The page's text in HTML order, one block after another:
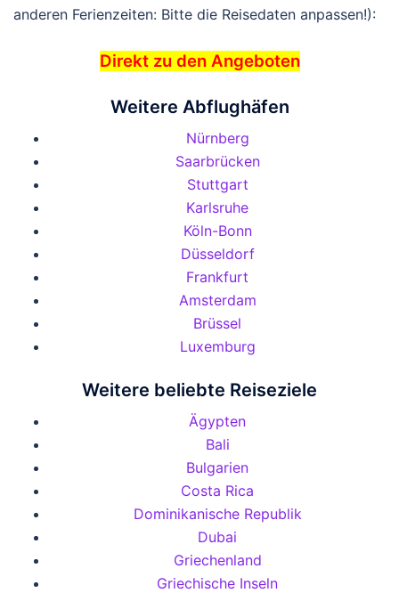
anderen Ferienzeiten: Bitte die Reisedaten anpassen!):
Direkt zu den Angeboten
Weitere Abflughäfen
Nürnberg
Saarbrücken
Stuttgart
Karlsruhe
Köln-Bonn
Düsseldorf
Frankfurt
Amsterdam
Brüssel
Luxemburg
Weitere beliebte Reiseziele
Ägypten
Bali
Bulgarien
Costa Rica
Dominikanische Republik
Dubai
Griechenland
Griechische Inseln